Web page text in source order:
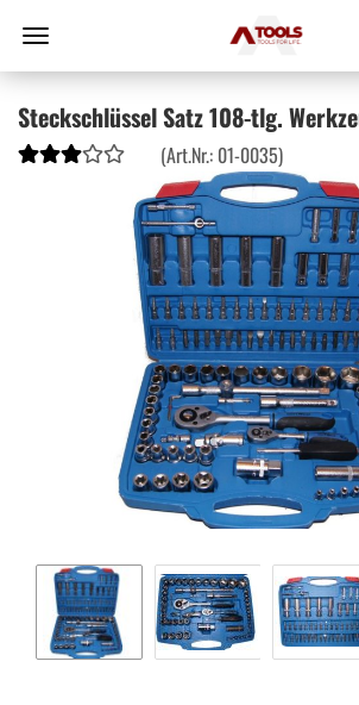
Steckschlüssel Satz 108-tlg.
(Art.Nr.: 01-0035)